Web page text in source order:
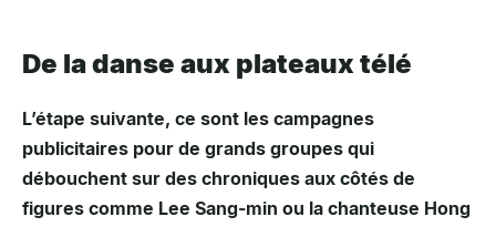
De la danse aux plateaux télé
L’étape suivante, ce sont les campagnes
publicitaires pour de grands groupes qui
débouchent sur des chroniques aux côtés de
figures comme Lee Sang-min ou la chanteuse Hong